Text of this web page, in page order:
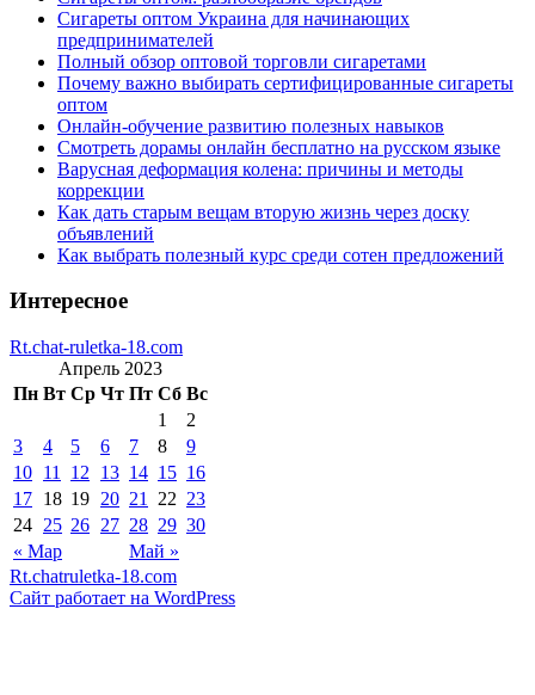
Сигареты оптом Украина для начинающих
предпринимателей
Полный обзор оптовой торговли сигаретами
Почему важно выбирать сертифицированные сигареты
оптом
Онлайн-обучение развитию полезных навыков
Смотреть дорамы онлайн бесплатно на русском языке
Варусная деформация колена: причины и методы
коррекции
Как дать старым вещам вторую жизнь через доску
объявлений
Как выбрать полезный курс среди сотен предложений
Интересное
Rt.chat-ruletka-18.com
Апрель 2023
Пн Вт Ср Чт Пт Сб Вс
« Мар Май »
1
2
3
4 5 6 7 8
9
10 11 12 13 14 15 16
17 18 19 20 21 22 23
24 25 26 27 28 29 30
Rt.chatruletka-18.com
Сайт работает на WordPress